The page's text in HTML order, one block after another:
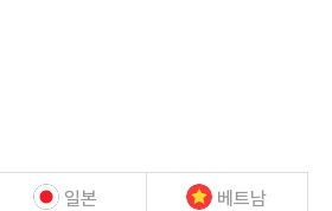
일본 베트남